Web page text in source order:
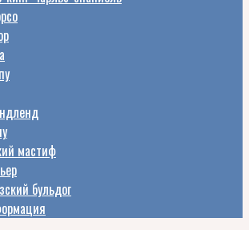
мастиф
бульдог